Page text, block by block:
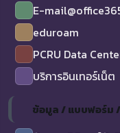
E-
eduroam
PCRU Data
บริการอินเทอร์เน็ต
ข้อมูล / แบบฟอร์ม /